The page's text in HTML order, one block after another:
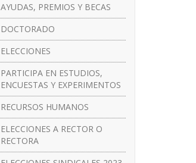
AYUDAS, PREMIOS Y BECAS
DOCTORADO
ELECCIONES
PARTICIPA EN ESTUDIOS,
ENCUESTAS Y EXPERIMENTOS
RECURSOS HUMANOS
ELECCIONES A RECTOR O
RECTORA